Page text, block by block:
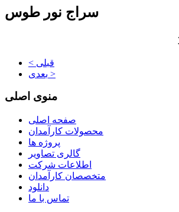
سراج نور طوس
< قبلی
بعدی >
منوی اصلی
صفحه اصلی
محصولات کارآمدان
پروژه ها
گالری تصاویر
اطلاعات شرکت
متخصصان کارآمدان
دانلود
تماس با ما